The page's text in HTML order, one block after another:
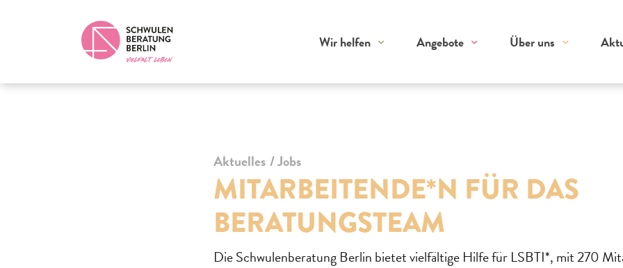
Wir helfen Angebote Über uns
Aktuelles Jobs
MITARBEITENDE*N FÜR DAS
BERATUNGSTEAM
Die Schwulenberatung Berlin bietet vielfältige Hilfe für LSBTI*, mit 270